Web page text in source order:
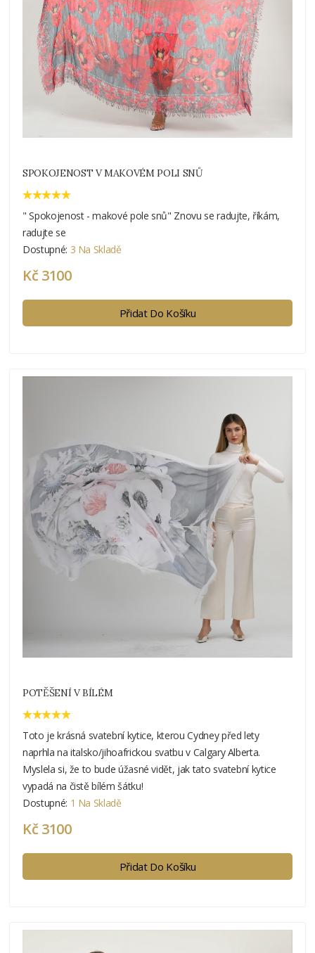
SPOKOJENOST V MAKOVÉM POLI SNŮ
" Spokojenost - makové pole snů" Znovu se radujte, říkám,
radujte se
Dostupné: 3 Na Skladě
Kč 3100
Přidat Do Košíku
POTĚŠENÍ V BÍLÉM
Toto je krásná svatební kytice, kterou Cydney před lety
naprhla na italsko/jihoafrickou svatbu v Calgary Alberta.
Myslela si, že to bude úžasné vidět, jak tato svatební kytice
vypadá na čistě bílém šátku!
Dostupné: 1 Na Skladě
Kč 3100
Přidat Do Košíku